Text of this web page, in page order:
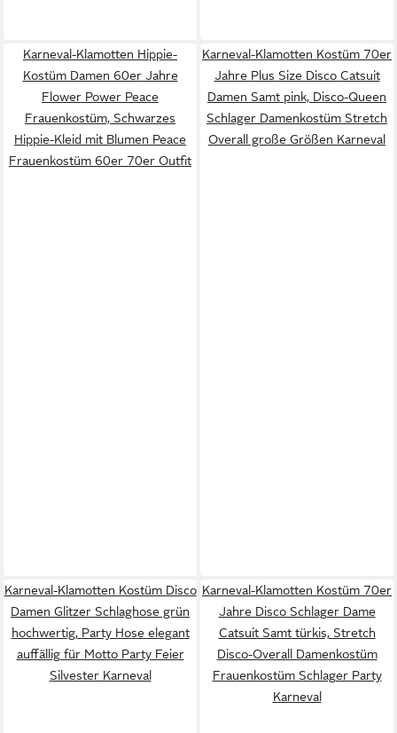
Karneval-Klamotten Hippie-
Kostüm Damen 60er Jahre
Flower Power Peace
Frauenkostüm, Schwarzes
Hippie-Kleid mit Blumen Peace
Frauenkostüm 60er 70er Outfit
Karneval-Klamotten Kostüm 70er
Jahre Plus Size Disco Catsuit
Damen Samt pink, Disco-Queen
Schlager Damenkostüm Stretch
Overall große Größen Karneval
Karneval-Klamotten Kostüm Disco
Damen Glitzer Schlaghose grün
hochwertig, Party Hose elegant
auffällig für Motto Party Feier
Silvester Karneval
Karneval-Klamotten Kostüm 70er
Jahre Disco Schlager Dame
Catsuit Samt türkis, Stretch
Disco-Overall Damenkostüm
Frauenkostüm Schlager Party
Karneval